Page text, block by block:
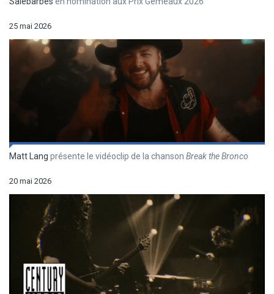
25 mai 2026
Matt Lang présente le vidéoclip de la chanson Break the Bronco
20 mai 2026